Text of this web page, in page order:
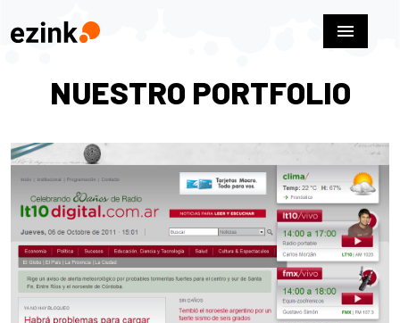
menu
NUESTRO PORTFOLIO